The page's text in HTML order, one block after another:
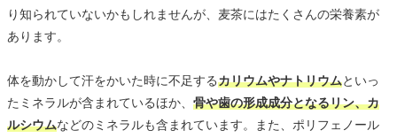
り知られていないかもしれませんが、麦茶にはたくさんの栄養素が
あります。
体を動かして汗をかいた時に不足するカリウムやナトリウムといっ
たミネラルが含まれているほか、 骨や歯の形成成分となるリン、カ
ルシウムなどのミネラルも含まれています。また、ポリフェノール